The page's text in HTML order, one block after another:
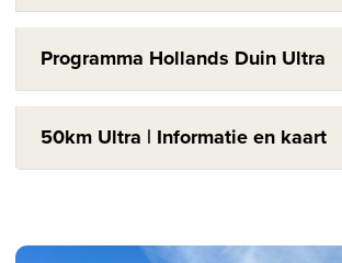
Programma Hollands Duin Ultra
50km Ultra | Informatie en kaart